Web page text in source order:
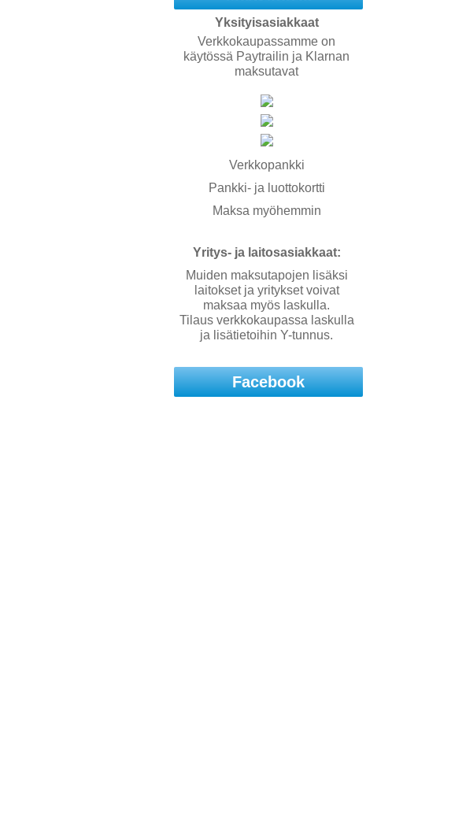
Yksityisasiakkaat
Verkkokaupassamme on
käytössä Paytrailin ja Klarnan
maksutavat
Verkkopankki
Pankki- ja luottokortti
Maksa myöhemmin
Yritys- ja laitosasiakkaat:
Muiden maksutapojen lisäksi
laitokset ja yritykset voivat
maksaa myös laskulla.
Tilaus verkkokaupassa laskulla
ja lisätietoihin Y-tunnus.
Facebook